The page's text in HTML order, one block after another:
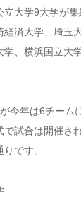
立大学9大学が
経済大学、埼玉
、横浜国立大
今年は6チーム
試合は開催さ
です。